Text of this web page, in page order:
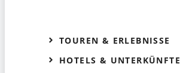
TOUREN & ERLEBNISSE
HOTELS & UNTERKÜNFTE